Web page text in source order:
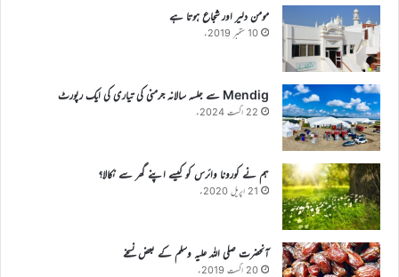
مومن دلیر اور شجاع ہوتا ہے
10 ستمبر 2019ء
Mendig سے جلسہ سالانہ جرمنی کی تیاری کی ایک رپورٹ
22 اگست 2024ء
ہم نے کورونا وائرس کو کیسے اپنے گھر سے نکالا؟
21 اپریل 2020ء
آنحضرت صلی اللہ علیہ وسلم کے بعض نسخے
20 اگست 2019ء